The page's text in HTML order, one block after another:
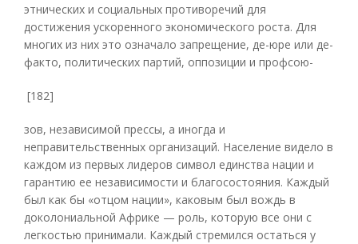
этнических и социальных противоречий для
достижения ускоренного экономического роста. Для
многих из них это означало запрещение, де-юре или де-
факто, политических партий, оппозиции и профсою-
[182]
зов, независимой прессы, а иногда и
неправительственных организаций. Население видело в
каждом из первых лидеров символ единства нации и
гарантию ее независимости и благосостояния. Каждый
был как бы «отцом нации», каковым был вождь в
доколониальной Африке — роль, которую все они с
легкостью принимали. Каждый стремился остаться у